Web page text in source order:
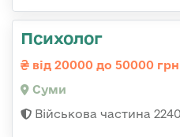
Психолог
від 20000 до 50000 грн
Суми
Військова частина